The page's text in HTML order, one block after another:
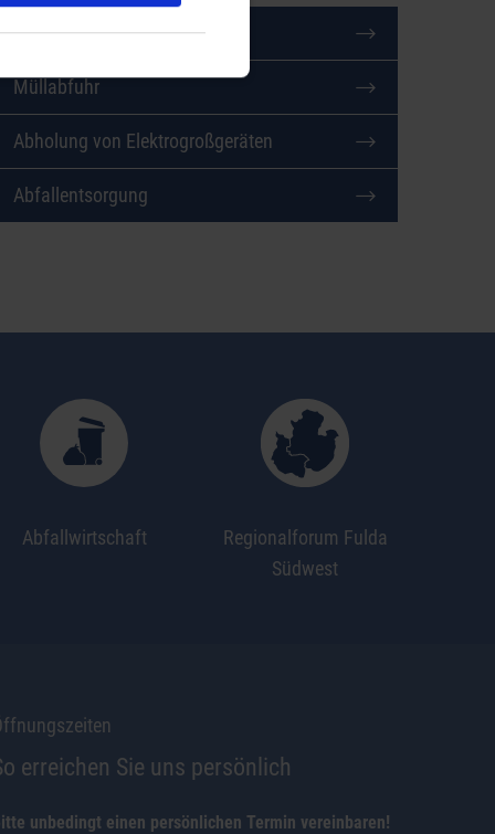
Sonderabfälle
Müllabfuhr
Abholung von Elektrogroßgeräten
Abfallentsorgung
Abfallwirtschaft
Regionalforum Fulda
Südwest
erreichen Sie uns persönlich
unbedingt einen persönlichen Termin vereinbaren!